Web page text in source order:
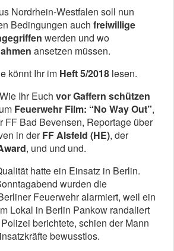
Nordrhein-Westfalen soll nun
Bedingungen auch freiwillige
werden und wo
ansetzen müssen.
könnt Ihr im Heft 5/2018 lesen.
Ihr Euch vor Gaffern schützen
Feuerwehr Film: “No Way Out”,
FF Bad Bevensen, Reportage über
in derFF Alsfeld (HE), der
, und und und.
hatte ein Einsatz in Berlin.
wurden die
Feuerwehr alarmiert, weil ein
Lokal in Berlin Pankow randaliert
berichtete, schien der Mann
bewusstlos.